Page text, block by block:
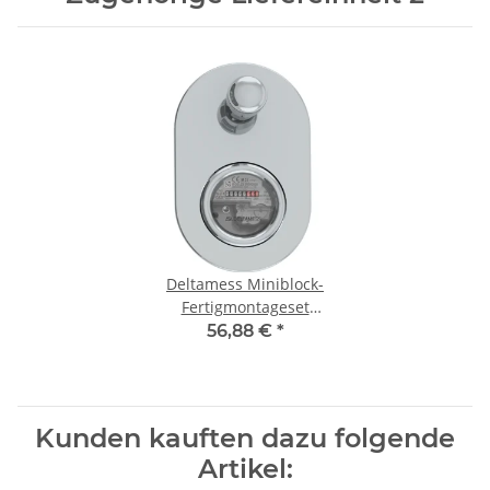
Deltamess Miniblock-
Fertigmontageset
bestehend aus
56,88 € *
Kunden kauften dazu folgende
Artikel: